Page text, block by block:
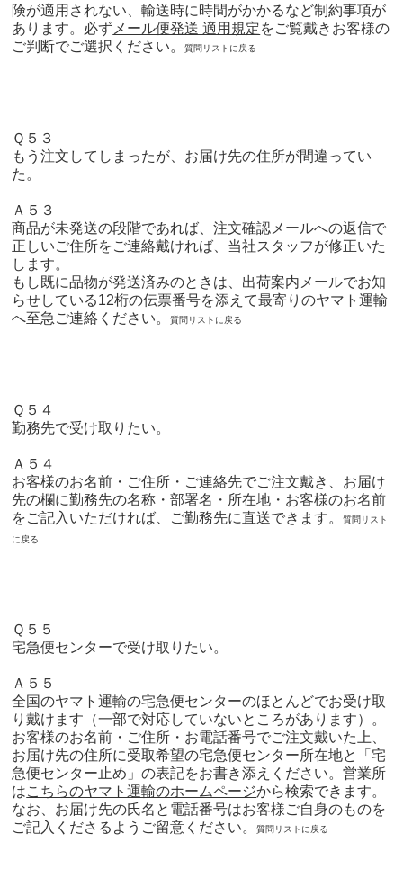
険が適用されない、輸送時に時間がかかるなど制約事項が
あります。必ず メール便発送 適用規定をご覧戴きお客様の
ご判断でご選択ください。質問リストに戻る
Ｑ５３
もう注文してしまったが、お届け先の住所が間違ってい
た。
Ａ５３
商品が未発送の段階であれば、注文確認メールへの返信で
正しいご住所をご連絡戴ければ、当社スタッフが修正いた
します。
もし既に品物が発送済みのときは、出荷案内メールでお知
らせしている12桁の伝票番号を添えて最寄りのヤマト運輸
へ至急ご連絡ください。質問リストに戻る
Ｑ５４
勤務先で受け取りたい。
Ａ５４
お客様のお名前・ご住所・ご連絡先でご注文戴き、お届け
先の欄に勤務先の名称・部署名・所在地・お客様のお名前
をご記入いただければ、ご勤務先に直送できます。質問リスト
に戻る
Ｑ５５
宅急便センターで受け取りたい。
Ａ５５
全国のヤマト運輸の宅急便センターのほとんどでお受け取
り戴けます（一部で対応していないところがあります）。
お客様のお名前・ご住所・お電話番号でご注文戴いた上、
お届け先の住所に受取希望の宅急便センター所在地と「宅
急便センター止め」の表記をお書き添えください。営業所
はこちらのヤマト運輸のホームページから検索できます。
なお、お届け先の氏名と電話番号はお客様ご自身のものを
ご記入くださるようご留意ください。質問リストに戻る